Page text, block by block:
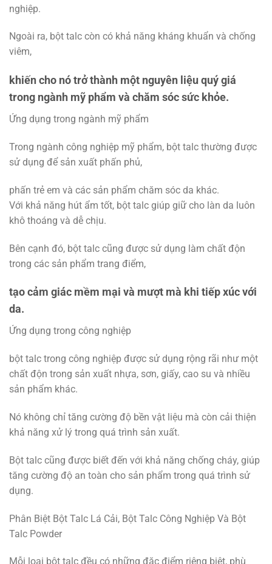
nghiệp.
Ngoài ra, bột talc còn có khả năng kháng khuẩn và chống
viêm,
khiến cho nó trở thành một nguyên liệu quý giá
trong ngành mỹ phẩm và chăm sóc sức khỏe.
Ứng dụng trong ngành mỹ phẩm
Trong ngành công nghiệp mỹ phẩm, bột talc thường được
sử dụng để sản xuất phấn phủ,
phấn trẻ em và các sản phẩm chăm sóc da khác.
Với khả năng hút ẩm tốt, bột talc giúp giữ cho làn da luôn
khô thoáng và dễ chịu.
Bên cạnh đó, bột talc cũng được sử dụng làm chất độn
trong các sản phẩm trang điểm,
tạo cảm giác mềm mại và mượt mà khi tiếp xúc với
da.
Ứng dụng trong công nghiệp
bột talc trong công nghiệp được sử dụng rộng rãi như một
chất độn trong sản xuất nhựa, sơn, giấy, cao su và nhiều
sản phẩm khác.
Nó không chỉ tăng cường độ bền vật liệu mà còn cải thiện
khả năng xử lý trong quá trình sản xuất.
Bột talc cũng được biết đến với khả năng chống cháy, giúp
tăng cường độ an toàn cho sản phẩm trong quá trình sử
dụng.
Phân Biệt Bột Talc Lá Cải, Bột Talc Công Nghiệp Và Bột
Talc Powder
Mỗi loại bột talc đều có những đặc điểm riêng biệt, phù